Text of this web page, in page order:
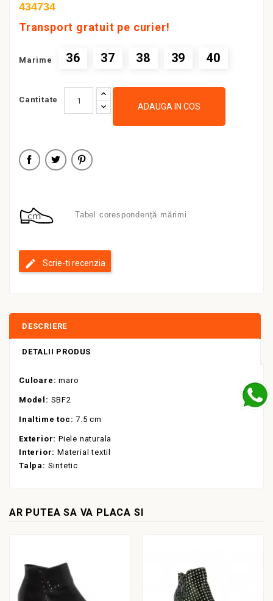
434734
Transport gratuit pe curier!
Marime 36 37 38 39 40
Cantitate
ADAUGA IN COS
Tabel corespondență mărimi
Scrie-ti recenzia
DESCRIERE
DETALII PRODUS
Culoare: maro
Model: SBF2
Inaltime toc: 7.5 cm
Exterior: Piele naturala
Interior: Material textil
Talpa: Sintetic
AR PUTEA SA VA PLACA SI